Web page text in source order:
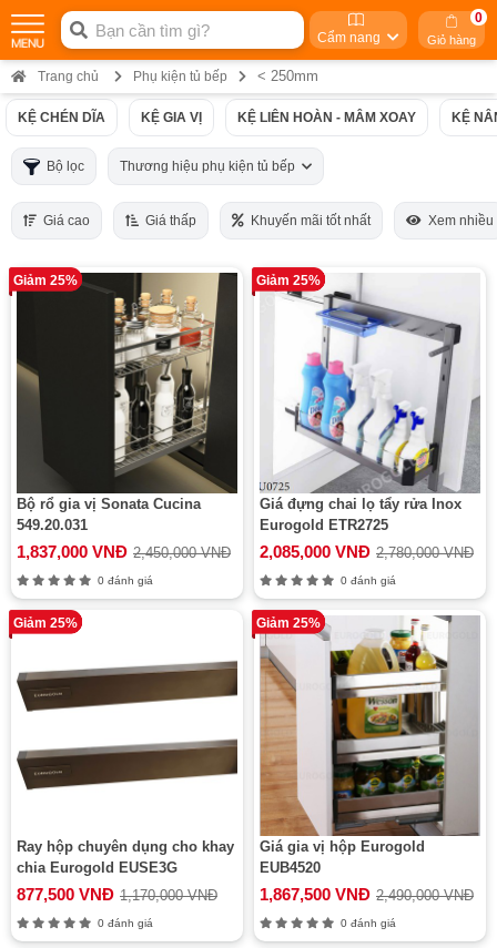
Cẩm nang Giỏ hàng
0
Trang chủ Phụ kiện tủ bếp < 250mm
KỆ CHÉN DĨA KỆ GIA VỊ KỆ LIÊN HOÀN - MÂM XOAY KỆ
Bộ lọc Thương hiệu phụ kiện tủ bếp
Giá cao Giá thấp Khuyến mãi tốt nhất Xem nhiều
Giảm 25%
Bộ rổ gia vị Sonata Cucina
549.20.031
1,837,000 VNĐ 2,450,000 VNĐ
0 đánh giá
Giảm 25%
Giá đựng chai lọ tẩy rửa Inox
Eurogold ETR2725
2,085,000 VNĐ 2,780,000 VNĐ
0 đánh giá
Giảm 25%
Ray hộp chuyên dụng cho khay
chia Eurogold EUSE3G
877,500 VNĐ 1,170,000 VNĐ
0 đánh giá
Giảm 25%
Giá gia vị hộp Eurogold
EUB4520
1,867,500 VNĐ 2,490,000 VNĐ
0 đánh giá